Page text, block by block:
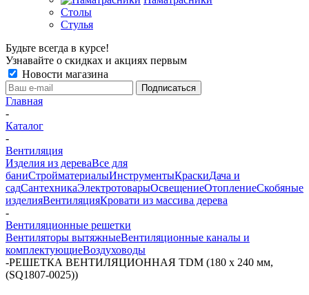
Столы
Стулья
Будьте всегда в курсе!
Узнавайте о скидках и акциях первым
Новости магазина
Главная
-
Каталог
-
Вентиляция
Изделия из дереваВсе для
баниСтройматериалыИнструментыКраскиДача и
садСантехникаЭлектротоварыОсвещениеОтоплениеСкобяные
изделияВентиляцияКровати из массива дерева
-
Вентиляционные решетки
Вентиляторы вытяжныеВентиляционные каналы и
комплектующиеВоздуховоды
-РЕШЕТКА ВЕНТИЛЯЦИОННАЯ TDM (180 х 240 мм,
(SQ1807-0025))